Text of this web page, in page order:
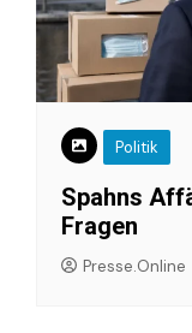
Politik
Spahns
Fragen
Presse.Online